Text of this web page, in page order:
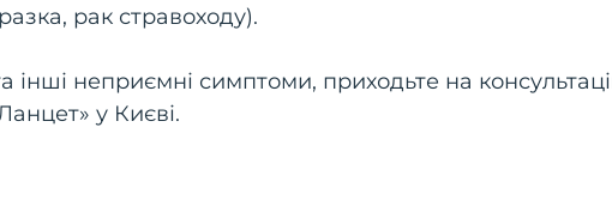
рак стравоходу).
інші неприємні симптоми, приходьте на
у Києві.